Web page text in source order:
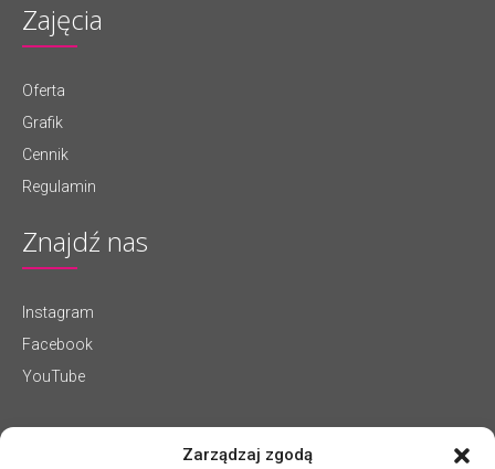
Zarządzaj zgodą
Zajęcia
Oferta
Grafik
Cennik
Regulamin
Znajdź nas
Instagram
Facebook
YouTube